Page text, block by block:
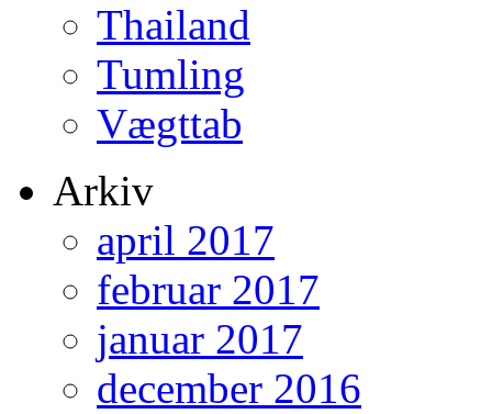
Thailand
Tumling
Vægttab
Arkiv
april 2017
februar 2017
januar 2017
december 2016